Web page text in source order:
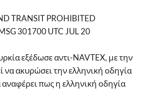
TRANSIT PROHIBITED
301700 UTC JUL 20
εξέδωσε αντι-NAVTEX, με την
να ακυρώσει την ελληνική οδηγία
αναφέρει πως η ελληνική οδηγία